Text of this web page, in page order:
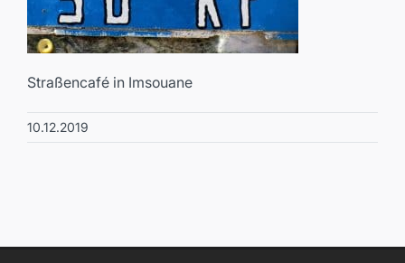
Straßencafé in Imsouane
10.12.2019